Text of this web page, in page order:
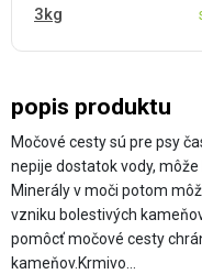
popis produktu
Močové cesty sú pre psy
nepije dostatok vody,
Minerály v moči potom
vzniku bolestivých
pomôcť močové cesty
kameňov.Krmivo…
3kg